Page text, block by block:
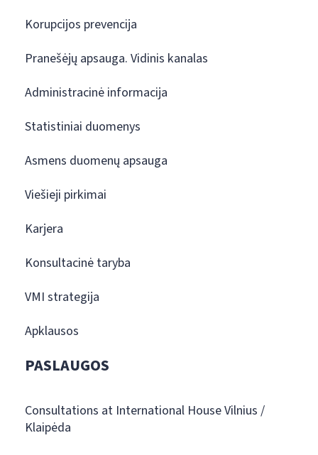
Korupcijos prevencija
Pranešėjų apsauga. Vidinis kanalas
Administracinė informacija
Statistiniai duomenys
Asmens duomenų apsauga
Viešieji pirkimai
Karjera
Konsultacinė taryba
VMI strategija
Apklausos
PASLAUGOS
Consultations at International House Vilnius /
Klaipėda